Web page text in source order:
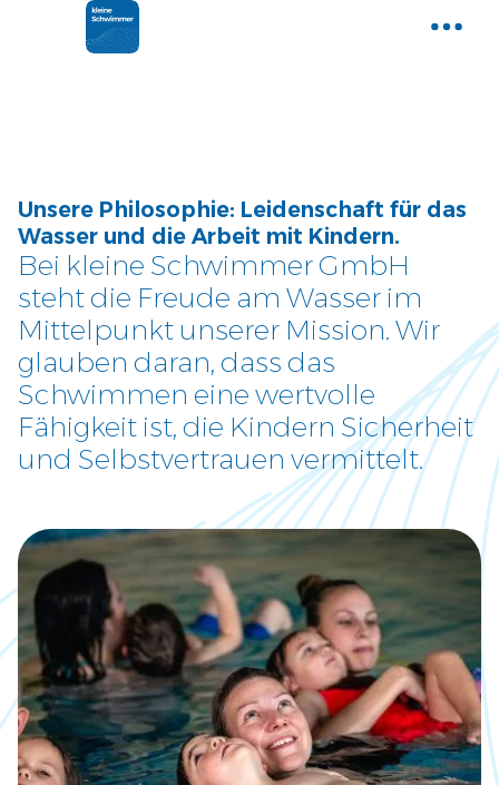
Aktuelle News
Neues und Tipps aus der Welt der
kleinen Schwimmer
Kurse
Entdecke unser Kursangebot
Über uns
Tauche ein und lerne uns
kennen
Kalender
Was, wann, wo inklusive direkter
Anmeldemöglichkeit
Jobs
Eine neue Challenge gesucht?
Bäder
Übersicht über unsere Locations
Unsere Philosophie: Leidenschaft für das
Wasser und die Arbeit mit Kindern.
Bei kleine Schwimmer GmbH
steht die Freude am Wasser im
Mittelpunkt unserer Mission. Wir
glauben daran, dass das
Schwimmen eine wertvolle
Fähigkeit ist, die Kindern Sicherheit
und Selbstvertrauen vermittelt.